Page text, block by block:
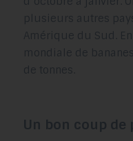
plusieurs autres
Amérique du Sud.
mondiale de
de tonnes.
Un bon coup